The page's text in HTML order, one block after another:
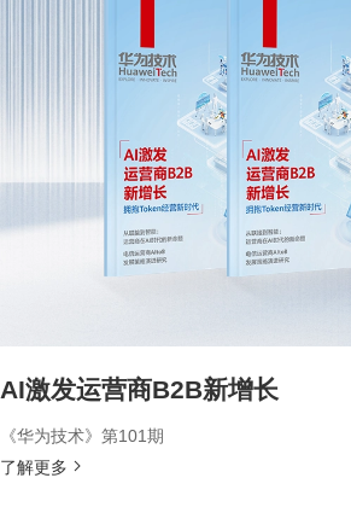
AI激发运营商B2B新增长
《华为技术》第101期
了解更多